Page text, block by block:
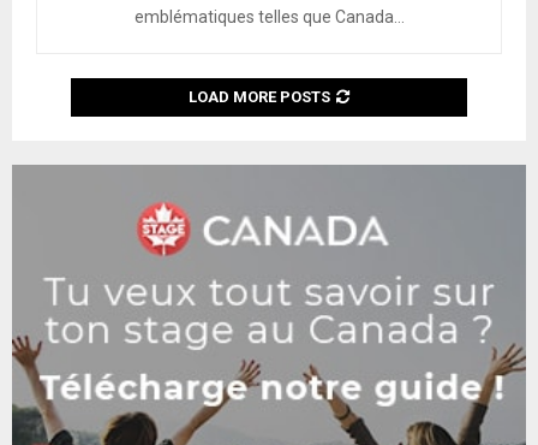
emblématiques telles que Canada...
LOAD MORE POSTS